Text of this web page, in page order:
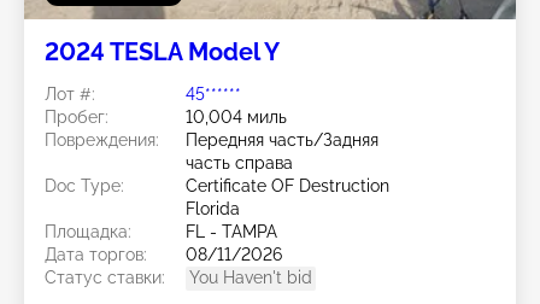
2024 TESLA Model Y
Лот #:
45******
Пробег:
10,004 миль
Повреждения:
Передняя часть/Задняя
часть справа
Doc Type:
Certificate OF Destruction
Florida
Площадка:
FL - TAMPA
Дата торгов:
08/11/2026
Статус ставки:
You Haven't bid